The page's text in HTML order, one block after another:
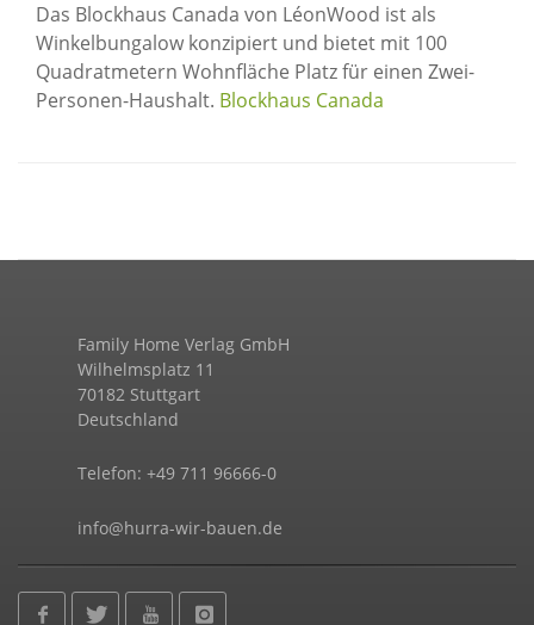
Das Blockhaus Canada von LéonWood ist als
Winkelbungalow konzipiert und bietet mit 100
Quadratmetern Wohnfläche Platz für einen Zwei-
Personen-Haushalt. Blockhaus Canada
Family Home Verlag GmbH
Wilhelmsplatz 11
70182 Stuttgart
Deutschland
Telefon: +49 711 96666-0
info@hurra-wir-bauen.de